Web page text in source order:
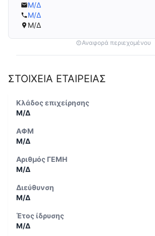
Μ/Δ
Μ/Δ
Μ/Δ
Αναφορά περιεχομένου
ΣΤΟΙΧΕΙΑ ΕΤΑΙΡΕΙΑΣ
Κλάδος επιχείρησης
Μ/Δ
ΑΦΜ
Μ/Δ
Αριθμός ΓΕΜΗ
Μ/Δ
Διεύθυνση
Μ/Δ
Έτος ίδρυσης
Μ/Δ